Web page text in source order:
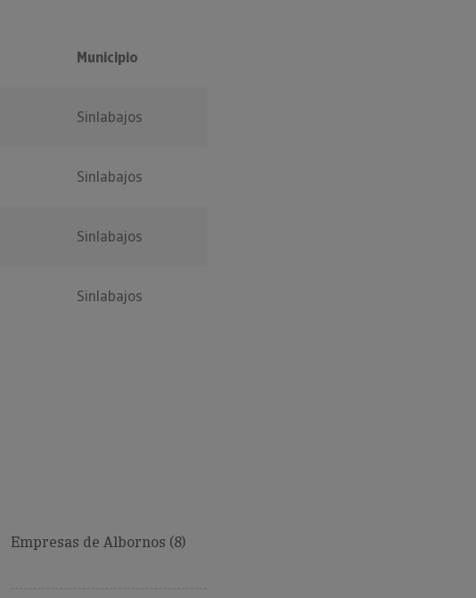
Municipio
Sinlabajos
Sinlabajos
Sinlabajos
Sinlabajos
Empresas de Albornos (8)